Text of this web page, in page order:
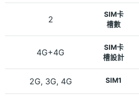
2
SIM卡
槽數
4G+4G
SIM卡
槽設計
2G, 3G, 4G SIM1